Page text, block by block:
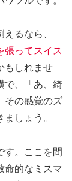
るなら、
張ってスイス
もしれませ
で、「あ、綺
その感覚のズ
しょう。
す。ここを間
命的なミスマ